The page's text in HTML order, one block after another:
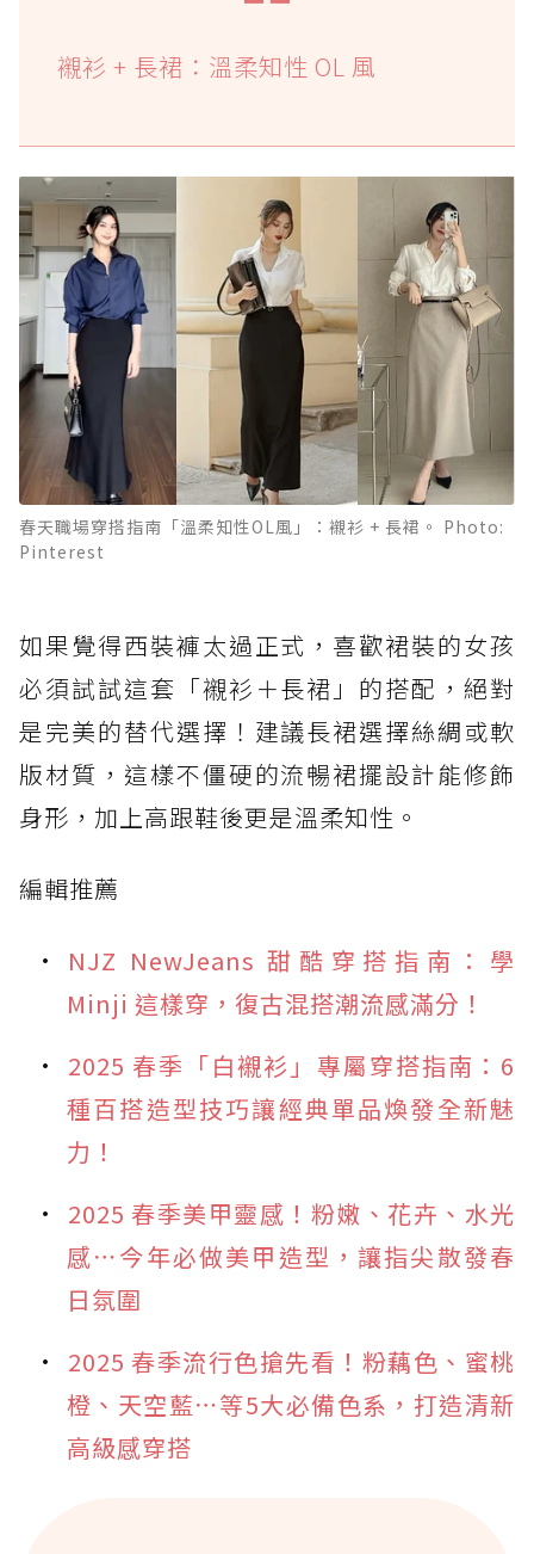
襯衫 + 長裙：溫柔知性 OL 風
春天職場穿搭指南「溫柔知性OL風」：襯衫 + 長裙。 Photo:
Pinterest
如果覺得西裝褲太過正式，喜歡裙裝的女孩
必須試試這套「襯衫＋長裙」的搭配，絕對
是完美的替代選擇！建議長裙選擇絲綢或軟
版材質，這樣不僵硬的流暢裙擺設計能修飾
身形，加上高跟鞋後更是溫柔知性。
編輯推薦
NJZ NewJeans 甜酷穿搭指南：學
Minji 這樣穿，復古混搭潮流感滿分！
2025 春季「白襯衫」專屬穿搭指南：6
種百搭造型技巧讓經典單品煥發全新魅
力！
2025 春季美甲靈感！粉嫩、花卉、水光
感⋯今年必做美甲造型，讓指尖散發春
日氛圍
2025 春季流行色搶先看！粉藕色、蜜桃
橙、天空藍⋯等5大必備色系，打造清新
高級感穿搭